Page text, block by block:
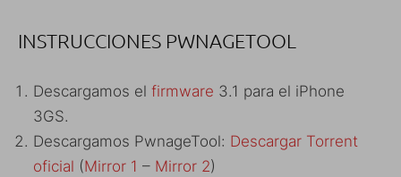
INSTRUCCIONES PWNAGETOOL
Descargamos el firmware 3.1 para el iPhone
3GS.
Descargamos PwnageTool: Descargar Torrent
oficial (Mirror 1 – Mirror 2)